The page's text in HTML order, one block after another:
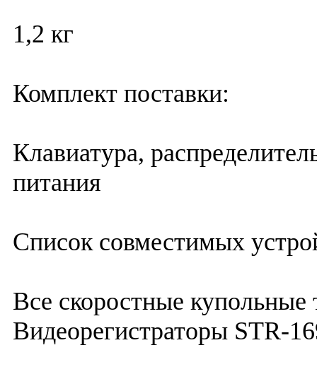
1,2 кг
Комплект поставки:
Клавиатура,
питания
Список совместимых
Все скоростные купольные
Видеорегистраторы STR-